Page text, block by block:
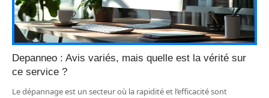
Depanneo : Avis variés, mais quelle est la vérité sur
ce service ?
Le dépannage est un secteur où la rapidité et l’efficacité sont